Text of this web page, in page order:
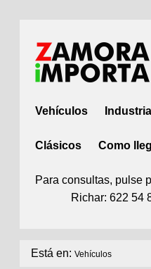
Vehículos
Clásicos Como
Para consultas, pulse
Richar: 622 54
Está en: Vehículos